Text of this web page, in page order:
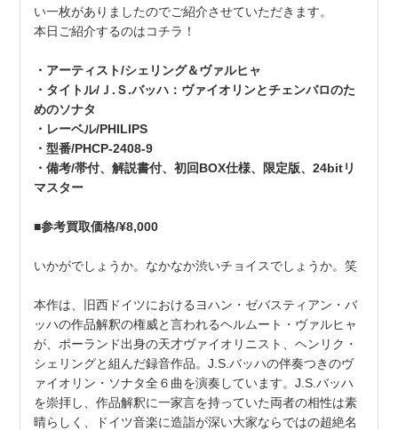
い一枚がありましたのでご紹介させていただきます。
本日ご紹介するのはコチラ！
・アーティスト/シェリング＆ヴァルヒャ
・タイトル/Ｊ.Ｓ.バッハ：ヴァイオリンとチェンバロのた
めのソナタ
・レーベル/PHILIPS
・型番/PHCP-2408-9
・備考/帯付、解説書付、初回BOX仕様、限定版、24bitリ
マスター
■参考買取価格/¥8,000
いかがでしょうか。なかなか渋いチョイスでしょうか。笑
本作は、旧西ドイツにおけるヨハン・ゼバスティアン・バ
ッハの作品解釈の権威と言われるヘルムート・ヴァルヒャ
が、ポーランド出身の天才ヴァイオリニスト、ヘンリク・
シェリングと組んだ録音作品。J.S.バッハの伴奏つきのヴ
ァイオリン・ソナタ全６曲を演奏しています。J.S.バッハ
を崇拝し、作品解釈に一家言を持っていた両者の相性は素
晴らしく、ドイツ音楽に造詣が深い大家ならではの超絶名